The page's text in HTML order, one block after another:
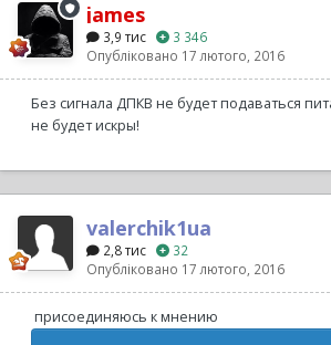
james
3,9 тис
3 346
Опубліковано 17 лютого, 2016
Без сигнала ДПКВ не будет подаваться
не будет искры!
valerchik1ua
2,8 тис
32
Опубліковано 17 лютого, 2016
присоединяюсь к мнению